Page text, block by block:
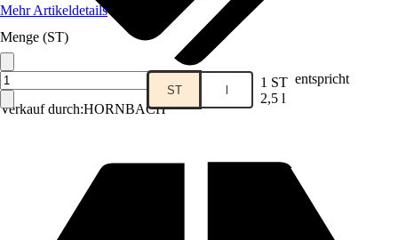
Verkauf durch:HORNBACH
Mehr Artikeldetails
Menge (ST)
ST l 1 ST entspricht
2,5 l